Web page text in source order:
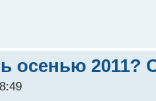
осенью 2011?